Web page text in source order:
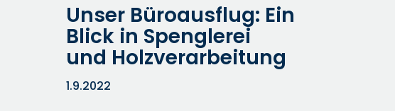
Unser Büroausflug: Ein
Blick in Spenglerei
und Holzverarbeitung
1.9.2022